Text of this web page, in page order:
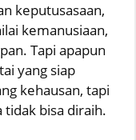
keputusasaan,
kemanusiaan,
Tapi apapun
yang siap
kehausan, tapi
tidak bisa diraih.